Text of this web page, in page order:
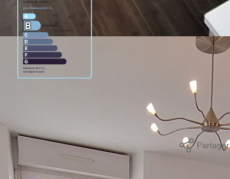
standard entre 370€ et €. Pour la date de référence
Partager